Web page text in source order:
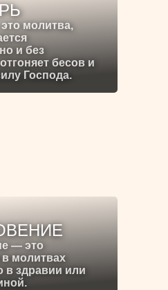
молитва,
и без
бесов и
Господа.
— это
молитвах
в здравии или